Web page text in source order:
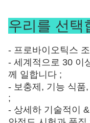
우리를 선택
- 프로바이오틱스
- 세계적으로 30 이
께 일합니다 ;
- 보충제, 기능 식품
;
- 상세하 기술적이